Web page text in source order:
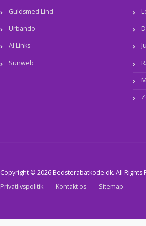
Guldsmed Lind
Urbando
AI Links
Sunweb
Copyright © 2026 Bedsterabatkode.dk. All Rights
Privatlivspolitik
Kontakt os Sitemap